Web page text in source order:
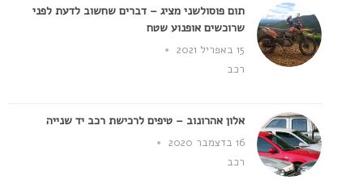
תום פוסולשני מציג – דברים שחשוב לדעת לפני
שרוכשים אופנוע שטח
15 באפריל 2021
רכב
אלון אהרונוב – טיפים לרכישת רכב יד שנייה
16 בדצמבר 2020
רכב